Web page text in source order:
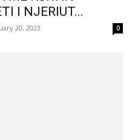
I NJERIUT...
20, 2023 0